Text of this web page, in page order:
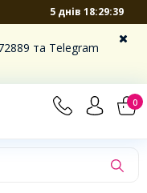
5 днів 18:29:38
та Telegram
0
×